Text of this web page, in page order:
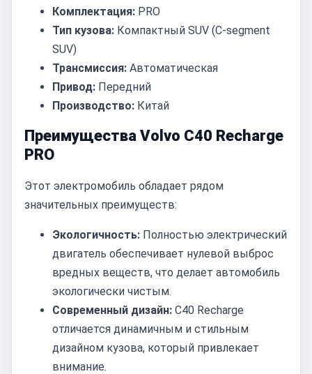
Комплектация: PRO
Тип кузова: Компактный SUV (C-segment
SUV)
Трансмиссия: Автоматическая
Привод: Передний
Производство: Китай
Преимущества Volvo C40 Recharge
PRO
Этот электромобиль обладает рядом
значительных преимуществ:
Экологичность: Полностью электрический
двигатель обеспечивает нулевой выброс
вредных веществ, что делает автомобиль
экологически чистым.
Современный дизайн: C40 Recharge
отличается динамичным и стильным
дизайном кузова, который привлекает
внимание.